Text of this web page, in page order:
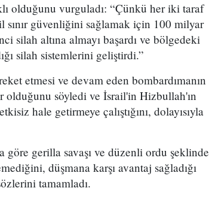
olduğunu vurguladı: “Çünkü her iki taraf
sınır güvenliğini sağlamak için 100 milyar
silah altına almayı başardı ve bölgedeki
silah sistemlerini geliştirdi.”
etmesi ve devam eden bombardımanın
olduğunu söyledi ve İsrail'in Hizbullah'ın
hale getirmeye çalıştığını, dolayısıyla
göre gerilla savaşı ve düzenli ordu şeklinde
düşmana karşı avantaj sağladığı
tamamladı.